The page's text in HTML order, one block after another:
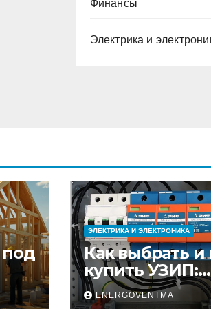
Финансы
Электрика и
под
ЭЛЕКТРИКА И ЭЛЕКТРОНИКА
Как выбрать и
купить УЗИП:
особенности
устройств
ENERGOVENTMA